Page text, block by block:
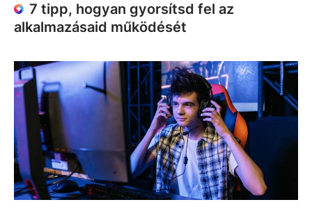
7 tipp, hogyan gyorsítsd fel az
alkalmazásaid működését